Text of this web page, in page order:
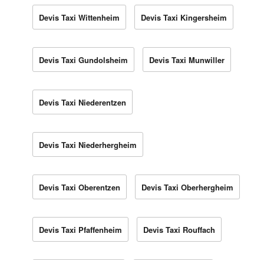
Devis Taxi Wittenheim Devis Taxi Kingersheim
Devis Taxi Gundolsheim Devis Taxi Munwiller
Devis Taxi Niederentzen
Devis Taxi Niederhergheim
Devis Taxi Oberentzen Devis Taxi Oberhergheim
Devis Taxi Pfaffenheim Devis Taxi Rouffach